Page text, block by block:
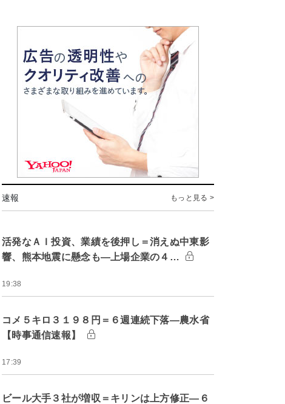
速報 もっと見る >
活発なＡＩ投資、業績を後押し＝消えぬ中東影
響、熊本地震に懸念も―上場企業の４…
19:38
コメ５キロ３１９８円＝６週連続下落―農水省
【時事通信速報】
17:39
ビール大手３社が増収＝キリンは上方修正―６